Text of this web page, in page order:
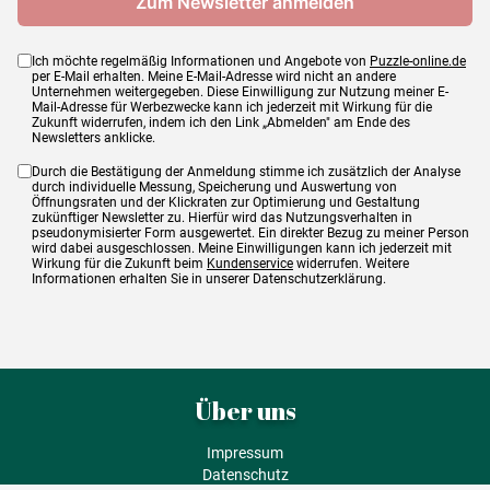
Ich möchte regelmäßig Informationen und Angebote von Puzzle-online.de
per E-Mail erhalten. Meine E-Mail-Adresse wird nicht an andere
Unternehmen weitergegeben. Diese Einwilligung zur Nutzung meiner E-
Mail-Adresse für Werbezwecke kann ich jederzeit mit Wirkung für die
Zukunft widerrufen, indem ich den Link „Abmelden" am Ende des
Newsletters anklicke.
Durch die Bestätigung der Anmeldung stimme ich zusätzlich der Analyse
durch individuelle Messung, Speicherung und Auswertung von
Öffnungsraten und der Klickraten zur Optimierung und Gestaltung
zukünftiger Newsletter zu. Hierfür wird das Nutzungsverhalten in
pseudonymisierter Form ausgewertet. Ein direkter Bezug zu meiner Person
wird dabei ausgeschlossen. Meine Einwilligungen kann ich jederzeit mit
Wirkung für die Zukunft beim Kundenservice widerrufen. Weitere
Informationen erhalten Sie in unserer Datenschutzerklärung.
Über uns
Impressum
Datenschutz